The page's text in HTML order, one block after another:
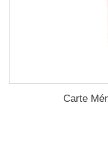
Carte